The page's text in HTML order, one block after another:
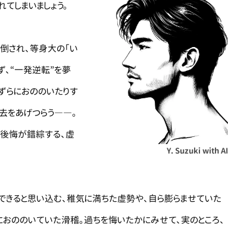
Y. Suzuki with AI
しまいましょう。
され、等身大の「い
、“一発逆転”を夢
らにおののいたりす
去をあげつらう――。
後悔が錯綜する、虚
ると思い込む、稚気に満ちた虚勢や、自ら膨らませていた
ののいていた滑稽。過ちを悔いたかにみせて、実のところ、